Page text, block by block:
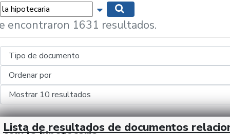
Mostrar opciones de búsqueda
encontraron 1631 resultados.
Lista de resultados de documentos